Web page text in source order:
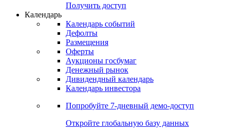
Получить доступ
Календарь
Календарь событий
Дефолты
Размещения
Оферты
Аукционы госбумаг
Денежный рынок
Дивидендный календарь
Календарь инвестора
Попробуйте 7-дневный демо-доступ
Откройте глобальную базу данных